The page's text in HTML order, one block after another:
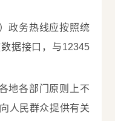
政务热线应按照统
据接口，与12345
地各部门原则上不
人民群众提供有关